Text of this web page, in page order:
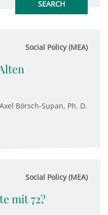
Social Policy (MEA)
Börsch-Supan, Ph. D.
Social Policy (MEA)
mit 72?